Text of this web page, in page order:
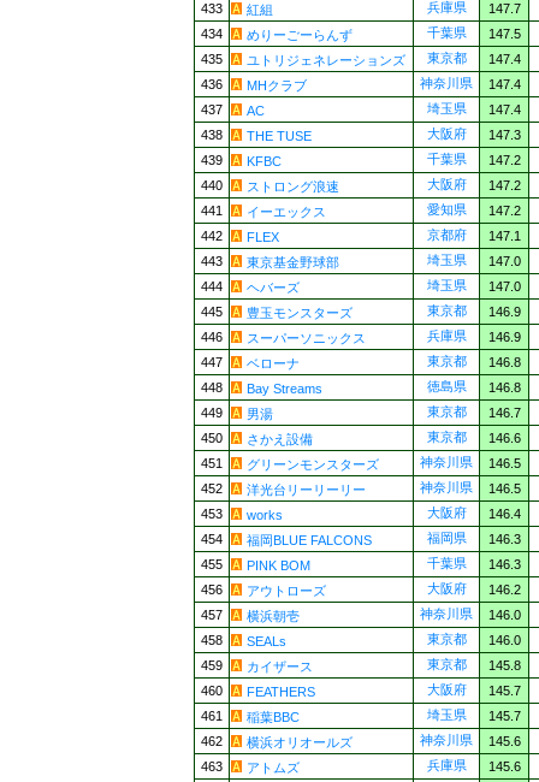
433
紅組 兵庫県
147.7
434
めりーごーらんず 千葉県
147.5
435
ユトリジェネレーションズ 東京都
147.4
436
MHクラブ 神奈川県
147.4
437
AC 埼玉県
147.4
438
THE TUSE 大阪府
147.3
439
KFBC 千葉県
147.2
440
ストロング浪速 大阪府
147.2
441
イーエックス 愛知県
147.2
442
FLEX 京都府
147.1
443
東京基金野球部 埼玉県
147.0
444
ヘバーズ 埼玉県
147.0
445
豊玉モンスターズ 東京都
146.9
446
スーパーソニックス 兵庫県
146.9
447
ベローナ 東京都
146.8
448
Bay Streams 徳島県
146.8
449
男湯 東京都
146.7
450
さかえ設備 東京都
146.6
451
グリーンモンスターズ 神奈川県
146.5
452
洋光台リーリーリー 神奈川県
146.5
453
works 大阪府
146.4
454
福岡BLUE FALCONS 福岡県
146.3
455
PINK BOM 千葉県
146.3
456
アウトローズ 大阪府
146.2
457
横浜朝壱 神奈川県
146.0
458
SEALs 東京都
146.0
459
カイザース 東京都
145.8
460
FEATHERS 大阪府
145.7
461
稲葉BBC 埼玉県
145.7
462
横浜オリオールズ 神奈川県
145.6
463
アトムズ 兵庫県
145.6